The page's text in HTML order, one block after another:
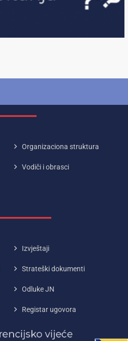
Organizaciona struktura
Vodiči i obrasci
Izvještaji
Strateški dokumenti
Odluke JN
Registar ugovora